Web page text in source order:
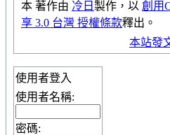
本 著作由 冷日 製作，以 創用
享 3.0 台灣 授權條款釋出。
本站發
使用者登入
使用者名稱:
密碼: